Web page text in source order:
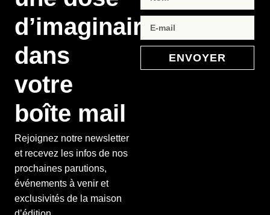
d’imaginaire
dans
votre
boîte mail
Rejoignez notre newsletter
et recevez les infos de nos
prochaines parutions,
événements à venir et
exclusivités de la maison
ENVOYER